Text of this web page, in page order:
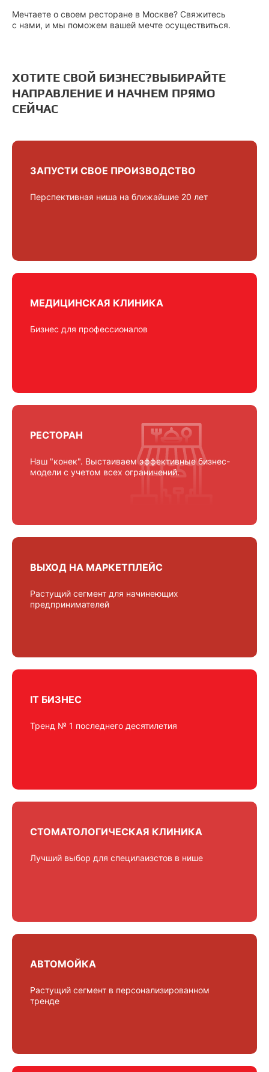
Мечтаете о своем ресторане в Москве? Свяжитесь
с нами, и мы поможем вашей мечте осуществиться.
ХОТИТЕ СВОЙ БИЗНЕС?ВЫБИРАЙТЕ
НАПРАВЛЕНИЕ И НАЧНЕМ ПРЯМО
СЕЙЧАС
ЗАПУСТИ СВОЕ ПРОИЗВОДСТВО
Перспективная ниша на ближайшие 20 лет
МЕДИЦИНСКАЯ КЛИНИКА
Бизнес для профессионалов
РЕСТОРАН
Наш "конек". Выстаиваем эффективные бизнес-
модели с учетом всех ограничений.
ВЫХОД НА МАРКЕТПЛЕЙС
Растущий сегмент для начинеющих
предпринимателей
IT БИЗНЕС
Тренд № 1 последнего десятилетия
СТОМАТОЛОГИЧЕСКАЯ КЛИНИКА
Лучший выбор для специлаизстов в нише
АВТОМОЙКА
Растущий сегмент в персонализированном
тренде